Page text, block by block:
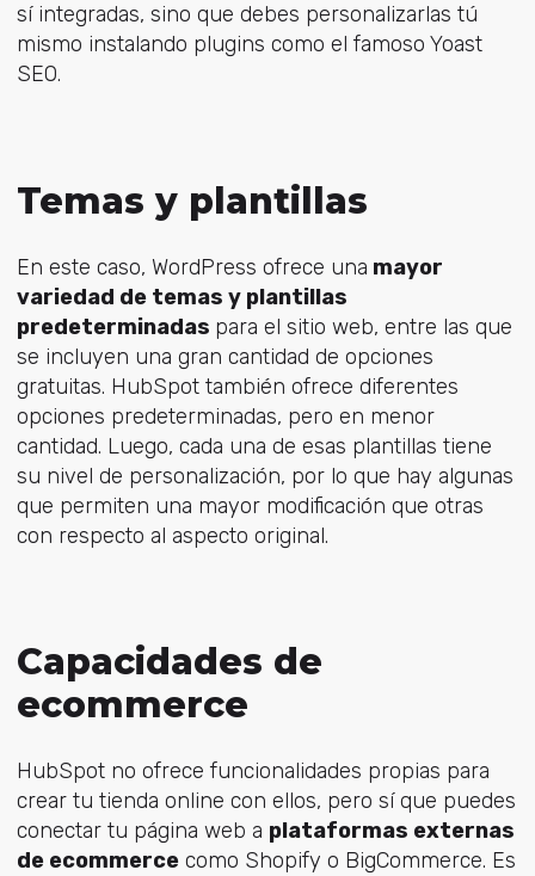
sí integradas, sino que debes personalizarlas tú
mismo instalando plugins como el famoso Yoast
SEO.
Temas y plantillas
En este caso, WordPress ofrece una mayor
variedad de temas y plantillas
predeterminadas para el sitio web, entre las que
se incluyen una gran cantidad de opciones
gratuitas. HubSpot también ofrece diferentes
opciones predeterminadas, pero en menor
cantidad. Luego, cada una de esas plantillas tiene
su nivel de personalización, por lo que hay algunas
que permiten una mayor modificación que otras
con respecto al aspecto original.
Capacidades de
ecommerce
HubSpot no ofrece funcionalidades propias para
crear tu tienda online con ellos, pero sí que puedes
conectar tu página web a plataformas externas
de ecommercecomo Shopify o BigCommerce. Es